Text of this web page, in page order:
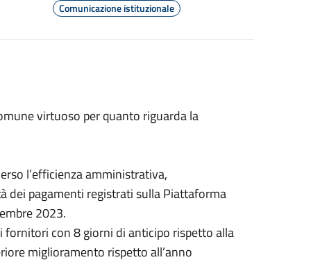
Comunicazione istituzionale
virtuoso per quanto riguarda la
l’efficienza amministrativa,
dei pagamenti registrati sulla Piattaforma
2023.
con 8 giorni di anticipo rispetto alla
miglioramento rispetto all’anno